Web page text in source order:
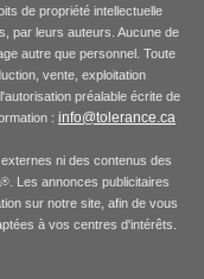
de propriété intellectuelle
par leurs auteurs. Aucune de
autre que personnel. Toute
vente, exploitation
préalable écrite de
: info@tolerance.ca
ni des contenus des
®. Les annonces publicitaires
sur notre site, afin de vous
à vos centres d'intérêts.